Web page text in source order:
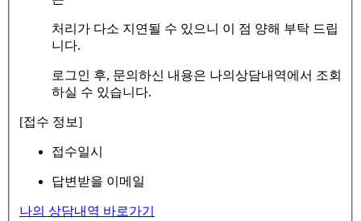
처리가 다소 지연될 수 있으니 이 점 양해 부탁 드립
니다.
로그인 후, 문의하신 내용은 나의상담내역에서 조회
하실 수 있습니다.
[접수 정보]
접수일시
답변받을 이메일
나의 상담내역 바로가기